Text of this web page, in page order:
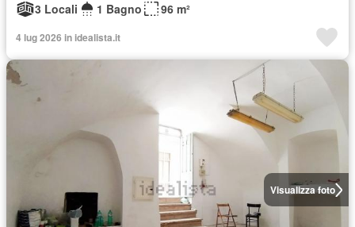
3 Locali
1 Bagno 96 m²
4 lug 2026 in idealista.it
Visualizza foto